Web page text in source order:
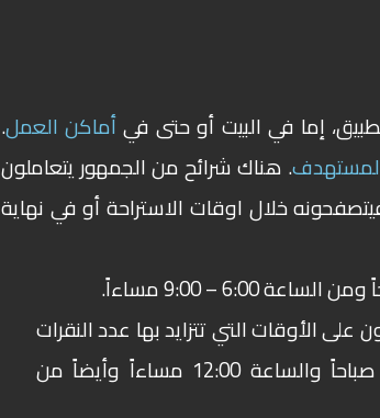
إما في البيت أو حتى فيأماكن العمل.
. هناك شرائح من الجمهور يتعاملون
خلال اوقات الاستراحة أو في نهاية
على الأوقات التي تتزايد بها عدد النقرات
على الروابط التي تحتويها تغريداتهم مثل الساعة 8:00-10:00 صباحاً والساعة 12:00 مساءاً وأيضاً من